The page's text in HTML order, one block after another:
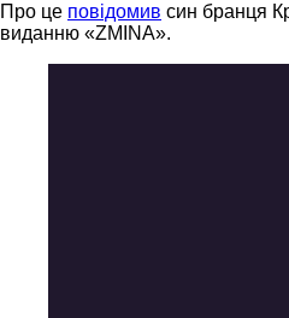
Про це повідомив син бранця
виданню «ZMINA».